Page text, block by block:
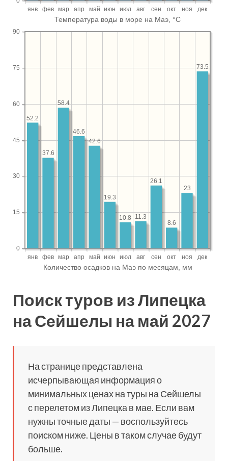
Поиск туров из Липецка
на Сейшелы на май 2027
На странице представлена
исчерпывающая информация о
минимальных ценах на туры на Сейшелы
с перелетом из Липецка в мае. Если вам
нужны точные даты — воспользуйтесь
поиском ниже. Цены в таком случае будут
больше.